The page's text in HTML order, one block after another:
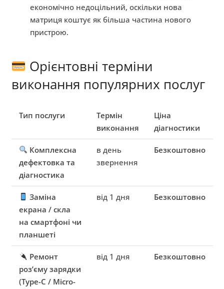
економічно недоцільний, оскільки нова
матриця коштує як більша частина нового
пристрою.
Орієнтовні терміни
виконання популярних послуг
Тип послуги
Термін
виконання
Ціна
діагностики
Комплексна
дефектовка та
діагностика
в день
звернення
Безкоштовно
Заміна
екрана / скла
на смартфоні чи
планшеті
від 1 дня Безкоштовно
Ремонт
роз’єму зарядки
(Type-C / Micro-
від 1 дня Безкоштовно